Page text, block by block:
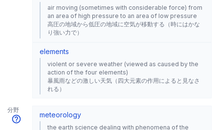
air moving (sometimes with considerable force) from
an area of high pressure to an area of low pressure
高圧の地域から低圧の地域に空気が移動する（時にはかな
り強い力で）
elements
violent or severe weather (viewed as caused by the
action of the four elements)
暴風雨などの激しい天気（四大元素の作用によると見なさ
れる）
分野
meteorology
the earth science dealing with phenomena of the